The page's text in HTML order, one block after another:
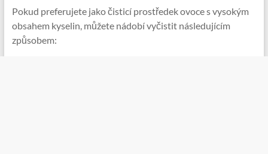
Pokud preferujete jako čisticí prostředek ovoce s vysokým
obsahem kyselin, můžete nádobí vyčistit následujícím
způsobem: